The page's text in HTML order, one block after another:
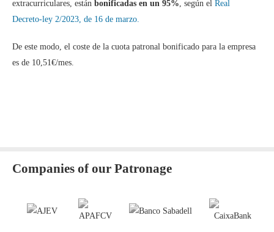
extracurriculares, están bonificadas en un 95%, según el Real
Decreto-ley 2/2023, de 16 de marzo.
De este modo, el coste de la cuota patronal bonificado para la empresa
es de 10,51€/mes.
Companies of our Patronage